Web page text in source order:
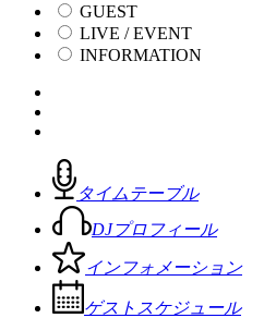
GUEST
LIVE / EVENT
INFORMATION
タイムテーブル
DJプロフィール
インフォメーション
ゲストスケジュール